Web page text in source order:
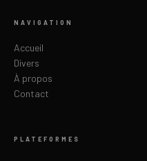
NAVIGATION
Accueil
Divers
À propos
Contact
PLATEFORMES